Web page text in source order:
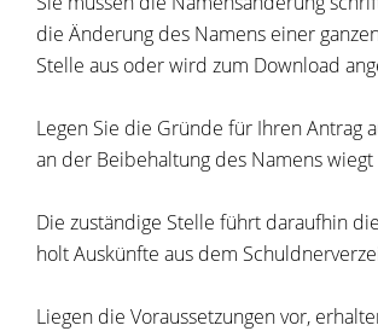
die Änderung des Namens einer
Stelle aus oder wird zum Download
Legen Sie die Gründe für Ihren Antrag
an der Beibehaltung des Namens
Die zuständige Stelle führt daraufhin
holt Auskünfte aus dem
Liegen die Voraussetzungen vor,